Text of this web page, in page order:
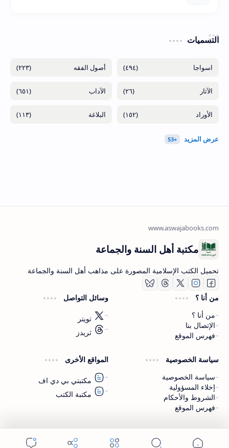
التسميات
(٤٩٤) (٢٢٣)
(٢٦) (٦٥١)
(١٥٢) (١١٣)
اشترك الآن
اشترك في قناتنا على تليجرام
مكتبة أهل السنة والجماعة
تحميل الكتب الإسلامية المصورة على مذاهب أهل السنة والجماعة
من أنا ؟
من أنا ؟
الإتصال بنا
فهرس الموقع
وسائل التواصل
تويتر
ثريدز
سياسة الخصوصية
سياسة الخصوصية
إخلاء المسؤولية
الشروط والأحكام
فهرس الموقع
المواقع الأخرى
مكتبتي بي دي اف
مكتبة الكتب